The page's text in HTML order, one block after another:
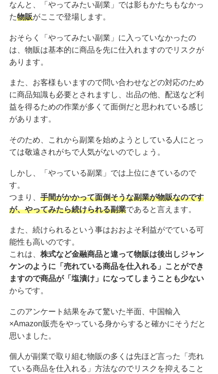
なんと、「やってみたい副業」では影もかたちもなかっ
た物販がここで登場します。
おそらく「やってみたい副業」に入っていなかったの
は、物販は基本的に商品を先に仕入れますのでリスクが
あります。
また、お客様もいますので問い合わせなどの対応のため
に商品知識も必要とされますし、出品の他、配送など利
益を得るための作業が多くて面倒だと思われている感じ
があります。
そのため、これから副業を始めようとしている人にとっ
ては敬遠されがちで人気がないのでしょう。
しかし、「やっている副業」では上位にきているので
す。
つまり、 手間がかかって面倒そうな副業が物販なのです
が、やってみたら続けられる副業であると言えます。
また、続けられるという事はおおよそ利益がでている可
能性も高いのです。
これは、 株式など金融商品と違って物販は後出しジャン
ケンのように「売れている商品を仕入れる」ことができ
ますので商品が「塩漬け」になってしまうことも少ない
からです。
このアンケート結果をみて驚いた半面、中国輸入
×Amazon販売をやっている身からすると確かにそうだと
思いました。
個人が副業で取り組む物販の多くは先ほど言った「売れ
ている商品を仕入れる」方法なのでリスクを抑えること